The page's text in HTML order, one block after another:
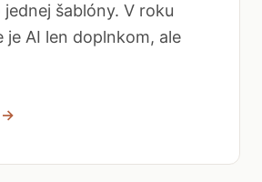
šablóny. V roku
je AI len doplnkom, ale
→